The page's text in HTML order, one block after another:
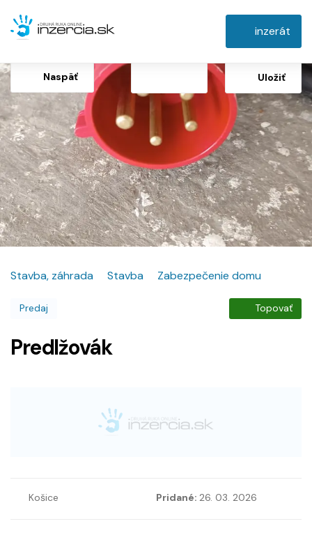
inzerát
Naspäť Uložiť
Stavba, záhrada Stavba Zabezpečenie domu
Predaj Topovať
Predlžovák
Košice Pridané: 26. 03. 2026